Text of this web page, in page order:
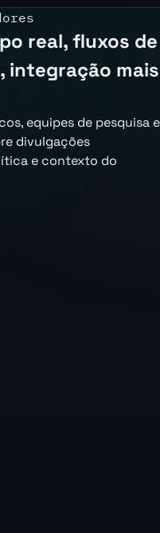
real, fluxos de
integração mais
equipes de pesquisa e
divulgações
e contexto do